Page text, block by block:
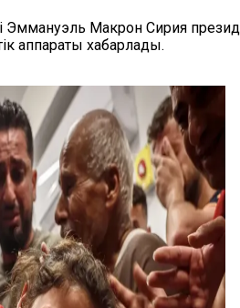
Эммануэль Макрон Сирия
аппараты хабарлады.